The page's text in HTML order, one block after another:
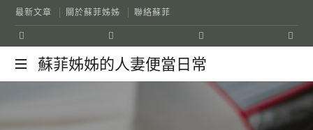
最新文章 關於蘇菲姊姊 聯絡蘇菲
蘇菲姊姊的人妻便當日常